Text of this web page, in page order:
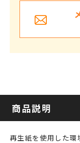
商品説明
再生紙を使用した環